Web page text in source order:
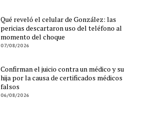
Qué reveló el celular de González: las
pericias descartaron uso del teléfono al
momento del choque
07/08/2026
Confirman el juicio contra un médico y su
hija por la causa de certificados médicos
falsos
06/08/2026